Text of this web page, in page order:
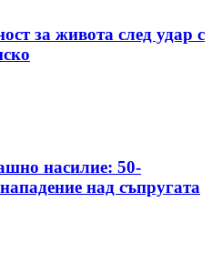
за живота след удар с
насилие: 50-
над съпругата